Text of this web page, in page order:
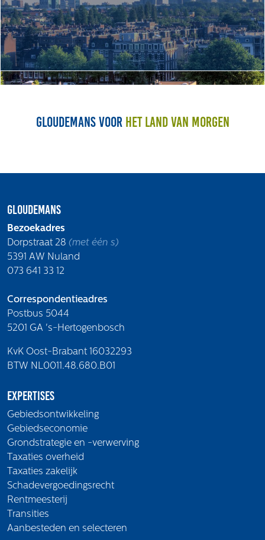
Gloudemans voor het land van morgen
Gloudemans
Bezoekadres
Dorpstraat 28 (met één s)
5391 AW Nuland
073 641 33 12
Correspondentieadres
Postbus 5044
5201 GA 's-Hertogenbosch
KvK Oost-Brabant 16032293
BTW NL0011.48.680.B01
Expertises
Gebiedsontwikkeling
Gebiedseconomie
Grondstrategie en -verwerving
Taxaties overheid
Taxaties zakelijk
Schadevergoedingsrecht
Rentmeesterij
Transities
Aanbesteden en selecteren